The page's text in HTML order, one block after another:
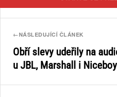
←NÁSLEDUJÍCÍ ČLÁNEK
Obří slevy udeřily na
u JBL, Marshall i Niceboy